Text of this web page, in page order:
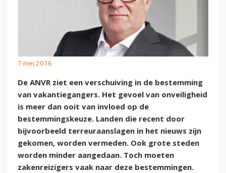
7 mei 2016
De ANVR ziet een verschuiving in de bestemming
van vakantiegangers. Het gevoel van onveiligheid
is meer dan ooit van invloed op de
bestemmingskeuze. Landen die recent door
bijvoorbeeld terreuraanslagen in het nieuws zijn
gekomen, worden vermeden. Ook grote steden
worden minder aangedaan. Toch moeten
zakenreizigers vaak naar deze bestemmingen.